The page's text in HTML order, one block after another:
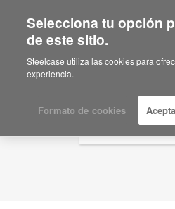
Are you in
Would you like to
your region?
English
Español
Soluciones de Taquillas
Selecciona tu opción
de este sitio.
Steelcase utiliza las cookies para
experiencia.
Formato de cookies